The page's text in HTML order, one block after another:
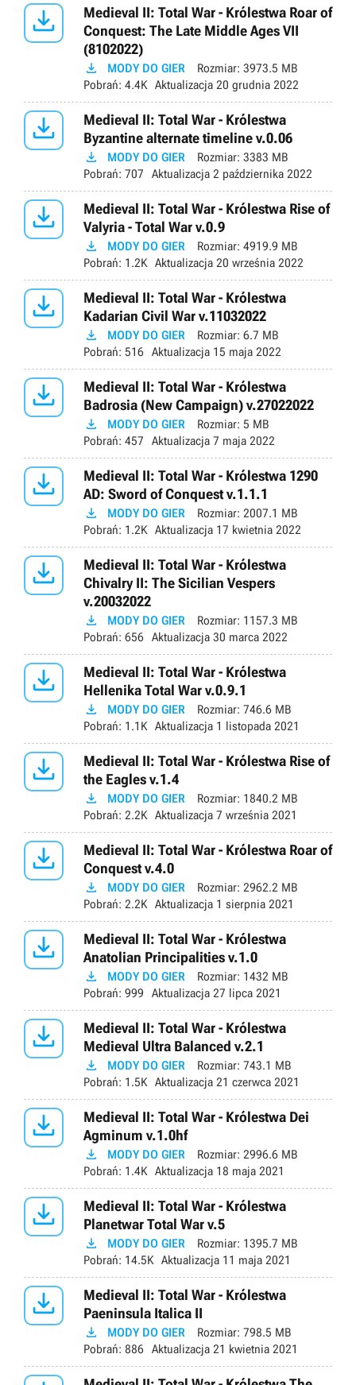

Medieval II: Total War - Królestwa Roar of
Conquest: The Late Middle Ages VII
(8102022)
 MODY DO GIER Rozmiar: 3973.5 MB
Pobrań: 4.4K Aktualizacja 20 grudnia 2022

Medieval II: Total War - Królestwa
Byzantine alternate timeline v.0.06
 MODY DO GIER Rozmiar: 3383 MB
Pobrań: 707 Aktualizacja 2 października 2022

Medieval II: Total War - Królestwa Rise of
Valyria - Total War v.0.9
 MODY DO GIER Rozmiar: 4919.9 MB
Pobrań: 1.2K Aktualizacja 20 września 2022

Medieval II: Total War - Królestwa
Kadarian Civil War v.11032022
 MODY DO GIER Rozmiar: 6.7 MB
Pobrań: 516 Aktualizacja 15 maja 2022

Medieval II: Total War - Królestwa
Badrosia (New Campaign) v.27022022
 MODY DO GIER Rozmiar: 5 MB
Pobrań: 457 Aktualizacja 7 maja 2022

Medieval II: Total War - Królestwa 1290
AD: Sword of Conquest v.1.1.1
 MODY DO GIER Rozmiar: 2007.1 MB
Pobrań: 1.2K Aktualizacja 17 kwietnia 2022

Medieval II: Total War - Królestwa
Chivalry II: The Sicilian Vespers
v.20032022
 MODY DO GIER Rozmiar: 1157.3 MB
Pobrań: 656 Aktualizacja 30 marca 2022

Medieval II: Total War - Królestwa
Hellenika Total War v.0.9.1
 MODY DO GIER Rozmiar: 746.6 MB
Pobrań: 1.1K Aktualizacja 1 listopada 2021

Medieval II: Total War - Królestwa Rise of
the Eagles v.1.4
 MODY DO GIER Rozmiar: 1840.2 MB
Pobrań: 2.2K Aktualizacja 7 września 2021

Medieval II: Total War - Królestwa Roar of
Conquest v.4.0
 MODY DO GIER Rozmiar: 2962.2 MB
Pobrań: 2.2K Aktualizacja 1 sierpnia 2021

Medieval II: Total War - Królestwa
Anatolian Principalities v.1.0
 MODY DO GIER Rozmiar: 1432 MB
Pobrań: 999 Aktualizacja 27 lipca 2021

Medieval II: Total War - Królestwa
Medieval Ultra Balanced v.2.1
 MODY DO GIER Rozmiar: 743.1 MB
Pobrań: 1.5K Aktualizacja 21 czerwca 2021

Medieval II: Total War - Królestwa Dei
Agminum v.1.0hf
 MODY DO GIER Rozmiar: 2996.6 MB
Pobrań: 1.4K Aktualizacja 18 maja 2021

Medieval II: Total War - Królestwa
Planetwar Total War v.5
 MODY DO GIER Rozmiar: 1395.7 MB
Pobrań: 14.5K Aktualizacja 11 maja 2021

Medieval II: Total War - Królestwa
Paeninsula Italica II
 MODY DO GIER Rozmiar: 798.5 MB
Pobrań: 886 Aktualizacja 21 kwietnia 2021